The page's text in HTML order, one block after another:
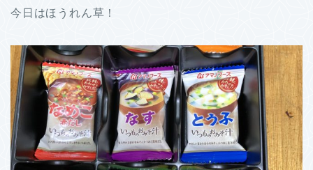
今日はほうれん草！